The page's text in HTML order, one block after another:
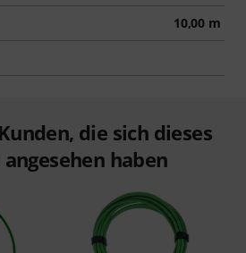
10,00 m
die sich dieses
haben